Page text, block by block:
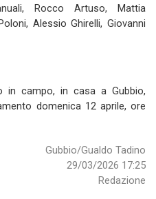
Rocco Artuso, Mattia
Alessio Ghirelli, Giovanni
in campo, in casa a Gubbio,
domenica 12 aprile, ore
Gubbio/Gualdo Tadino
29/03/2026 17:25
Redazione